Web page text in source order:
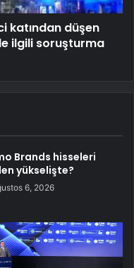
katından düşen
ilgili soruşturma
Brands hisseleri
yükselişte?
6, 2026